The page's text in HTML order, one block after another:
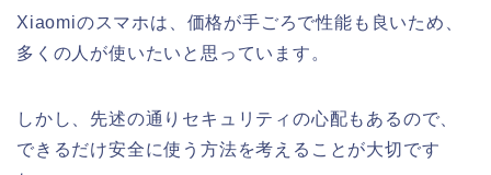
Xiaomiのスマホは、価格が手ごろで性能も良いため、
多くの人が使いたいと思っています。
しかし、先述の通りセキュリティの心配もあるので、
できるだけ安全に使う方法を考えることが大切です